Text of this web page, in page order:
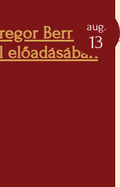
Bernadett
előadásában
aug.
13